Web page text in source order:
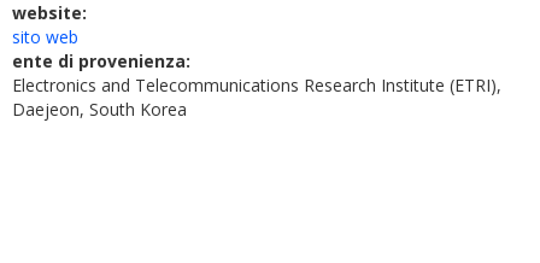
website:
sito web
ente di provenienza:
Electronics and Telecommunications Research Institute (ETRI),
Daejeon, South Korea